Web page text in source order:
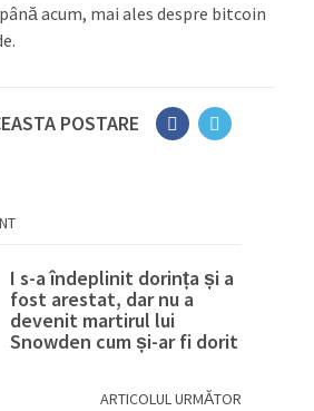
acum, mai ales despre bitcoin
POSTARE
I s-a îndeplinit dorința și a
fost arestat, dar nu a
devenit martirul lui
Snowden cum și-ar fi dorit
ARTICOLUL URMĂTOR